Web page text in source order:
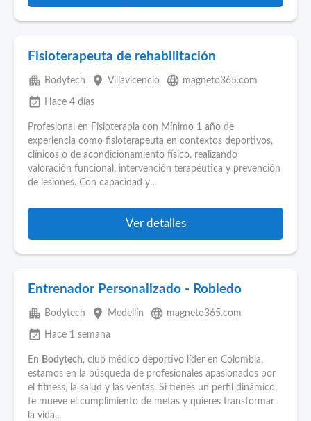
Fisioterapeuta de rehabilitación
apartment Bodytech place Villavicencio language magneto365.com
event_available Hace 4 días
Profesional en Fisioterapia con Mínimo 1 año de
experiencia como fisioterapeuta en contextos deportivos,
clínicos o de acondicionamiento físico, realizando
valoración funcional, intervención terapéutica y prevención
de lesiones. Con capacidad y...
Ver detalles
Entrenador Personalizado - Robledo
apartment Bodytech place Medellín language magneto365.com
event_available Hace 1 semana
En Bodytech, club médico deportivo líder en Colombia,
estamos en la búsqueda de profesionales apasionados por
el fitness, la salud y las ventas. Si tienes un perfil dinámico,
te mueve el cumplimiento de metas y quieres transformar
la vida...